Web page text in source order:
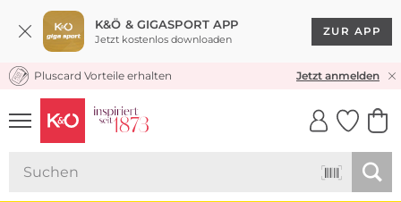
K&Ö & GIGASPORT APP
Jetzt kostenlos downloaden
ZUR APP
KOSTENLOSER VERSAND* & RÜCKVERSAND
Pluscard Vorteile erhalten Jetzt anmelden
UNSERE APP
CLICK &